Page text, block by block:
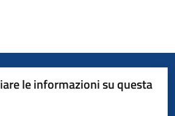
le informazioni su questa